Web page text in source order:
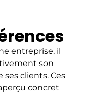
entreprise, il
son
clients. Ces
concret